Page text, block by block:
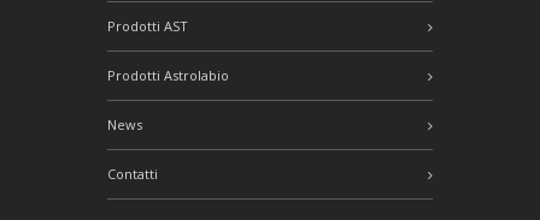
Prodotti AST
Prodotti Astrolabio
News
Contatti